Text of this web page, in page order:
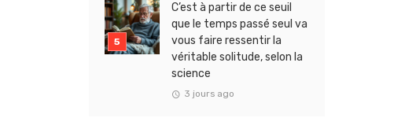
C’est à partir de ce seuil
que le temps passé seul va
vous faire ressentir la
véritable solitude, selon la
science
3 jours ago